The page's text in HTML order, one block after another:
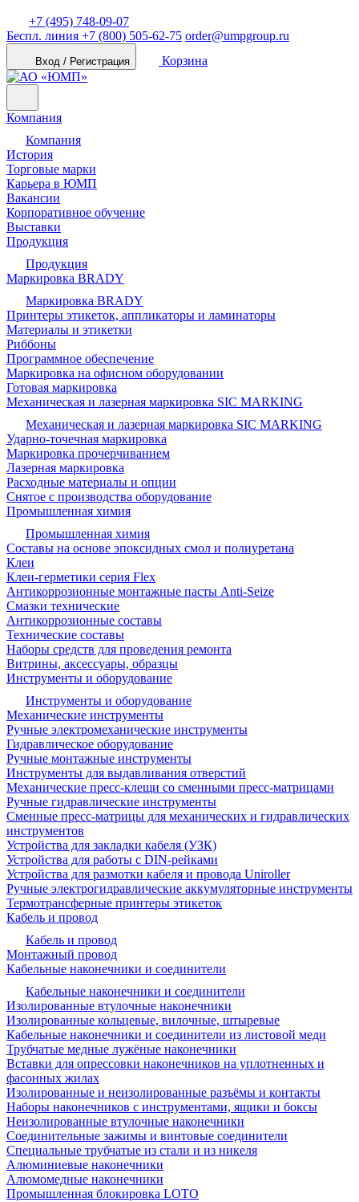
+7 (495) 748-09-07
Беспл. линия +7 (800) 505-62-75 order@umpgroup.ru
Вход / Регистрация Корзина
Компания
Компания
История
Торговые марки
Карьера в ЮМП
Вакансии
Корпоративное обучение
Выставки
Продукция
Продукция
Маркировка BRADY
Маркировка BRADY
Принтеры этикеток, аппликаторы и ламинаторы
Материалы и этикетки
Риббоны
Программное обеспечение
Маркировка на офисном оборудовании
Готовая маркировка
Механическая и лазерная маркировка SIC MARKING
Механическая и лазерная маркировка SIC MARKING
Ударно-точечная маркировка
Маркировка прочерчиванием
Лазерная маркировка
Расходные материалы и опции
Снятое с производства оборудование
Промышленная химия
Промышленная химия
Составы на основе эпоксидных смол и полиуретана
Клеи
Клеи-герметики серия Flex
Антикоррозионные монтажные пасты Anti-Seize
Смазки технические
Антикоррозионные составы
Технические составы
Наборы средств для проведения ремонта
Витрины, аксессуары, образцы
Инструменты и оборудование
Инструменты и оборудование
Механические инструменты
Ручные электромеханические инструменты
Гидравлическое оборудование
Ручные монтажные инструменты
Инструменты для выдавливания отверстий
Механические пресс-клещи со сменными пресс-матрицами
Ручные гидравлические инструменты
Сменные пресс-матрицы для механических и гидравлических
инструментов
Устройства для закладки кабеля (УЗК)
Устройства для работы с DIN-рейками
Устройства для размотки кабеля и провода Uniroller
Ручные электрогидравлические аккумуляторные инструменты
Термотрансферные принтеры этикеток
Кабель и провод
Кабель и провод
Монтажный провод
Кабельные наконечники и соединители
Кабельные наконечники и соединители
Изолированные втулочные наконечники
Изолированные кольцевые, вилочные, штыревые
Кабельные наконечники и соединители из листовой меди
Трубчатые медные лужёные наконечники
Вставки для опрессовки наконечников на уплотненных и
фасонных жилах
Изолированные и неизолированные разъёмы и контакты
Наборы наконечников с инструментами, ящики и боксы
Неизолированные втулочные наконечники
Соединительные зажимы и винтовые соединители
Специальные трубчатые из стали и из никеля
Алюминиевые наконечники
Алюмомедные наконечники
Промышленная блокировка LOTO